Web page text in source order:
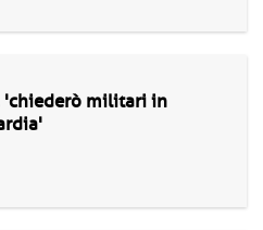
'chiederò militari in